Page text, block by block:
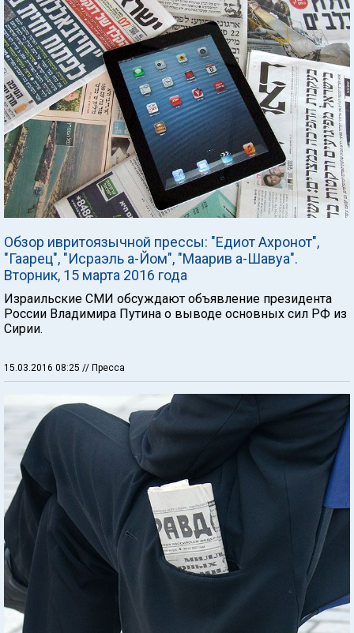
Обзор ивритоязычной прессы: "Едиот Ахронот",
"Гаарец", "Исраэль а-Йом", "Маарив а-Шавуа".
Вторник, 15 марта 2016 года
Израильские СМИ обсуждают объявление президента
России Владимира Путина о выводе основных сил РФ из
Сирии.
15.03.2016 08:25 // Пресса